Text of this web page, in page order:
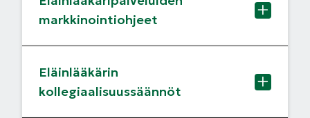
markkinointiohjeet
Eläinlääkärin
kollegiaalisuussäännöt